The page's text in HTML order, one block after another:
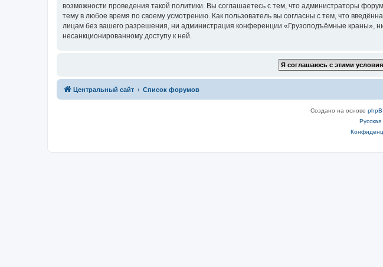
возможности проведения такой политики. Вы соглашаетесь с тем, что администраторы
тему в любое время по своему усмотрению. Как пользователь вы согласны с тем, что
лицам без вашего разрешения, ни администрация конференции «Грузоподъёмные краны»,
несанкционированному доступу к ней.
Центральный сайт Список форумов
Создано на основе